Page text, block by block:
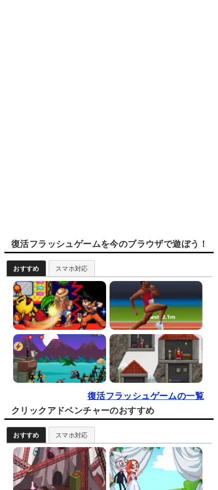
復活フラッシュゲームを今のブラウザで遊ぼう！
おすすめ スマホ対応
復活フラッシュゲームの一覧
クリックアドベンチャーのおすすめ
おすすめ スマホ対応